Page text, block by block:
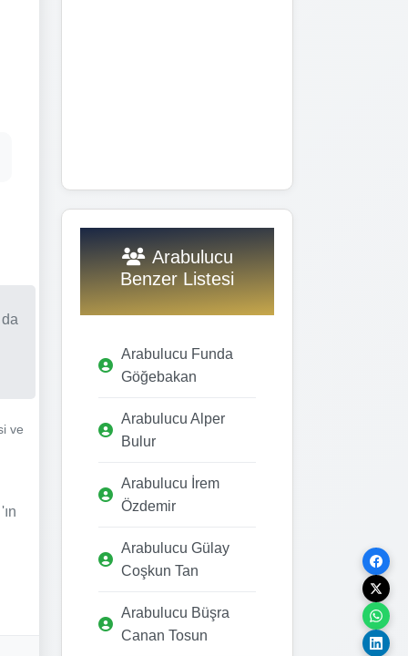
ve
Arabulucu
Benzer Listesi
Arabulucu Funda
Göğebakan
Arabulucu Alper
Bulur
Arabulucu İrem
Özdemir
Arabulucu Gülay
Coşkun Tan
Arabulucu Büşra
Canan Tosun